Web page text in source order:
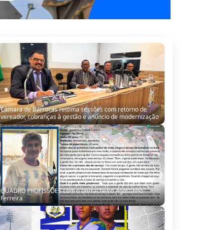
Câmara de Barrocas retoma sessões com retorno de
vereador, cobranças à gestão e anúncio de modernização
QUADRO PROFISSÕES com o borracheiro Agostinho
Ferreira